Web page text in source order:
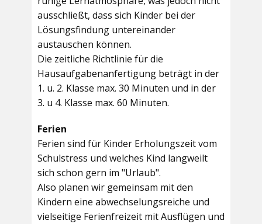
ausschließt, dass sich Kinder bei der
Lösungsfindung untereinander
austauschen können.
Die zeitliche Richtlinie für die
Hausaufgabenanfertigung beträgt in der
1. u. 2. Klasse max. 30 Minuten und in der
3. u 4. Klasse max. 60 Minuten.
Ferien
Ferien sind für Kinder Erholungszeit vom
Schulstress und welches Kind langweilt
sich schon gern im "Urlaub".
Also planen wir gemeinsam mit den
Kindern eine abwechselungsreiche und
vielseitige Ferienfreizeit mit Ausflügen und